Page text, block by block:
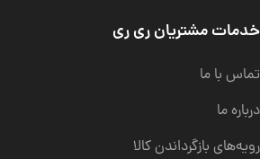
خدمات مشتریان ری ری
تماس با ما
درباره ما
رویه‌های بازگرداندن کالا